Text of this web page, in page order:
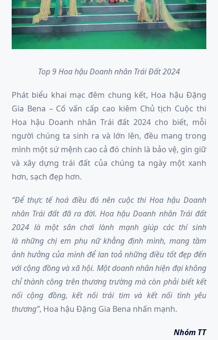
Top 9 Hoa hậu Doanh nhân Trái Đất 2024
Phát biểu khai mạc đêm chung kết, Hoa hậu Đặng
Gia Bena – Cố vấn cấp cao kiêm Chủ tịch Cuộc thi
Hoa hậu Doanh nhân Trái đất 2024 cho biết, mỗi
người chúng ta sinh ra và lớn lên, đều mang trong
mình một sứ mệnh cao cả đó chính là bảo vệ, gìn giữ
và xây dựng trái đất của chúng ta ngày một xanh
hơn, sạch đẹp hơn.
“Để thực tế hoá điều đó nên cuộc thi Hoa hậu Doanh
nhân Trái đất đã ra đời.Hoa hậu Doanh nhân Trái đất
2024 là một sân chơi lành mạnh giúp các thí sinh
là những chị em phụ nữ khẳng định mình, mang tầm
ảnh hưởng của mình để lan toả những điều tốt đẹp đến
với cộng đồng và xã hội. Mộtdoanh nhân hiện đại không
chỉ thành công trên thương trường mà còn phải biết kết
nối cộng đồng, kết nối trái tim và kết nối tình yêu
thương”, Hoa hậu Đặng Gia Bena nhấn mạnh.
Nhóm TT